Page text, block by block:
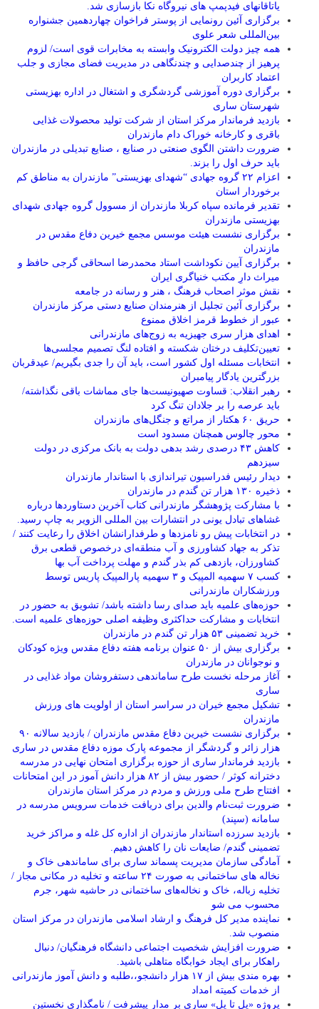
یاتاقانهای فیدپمپ های نیروگاه نکا بازسازی شد.
برگزاری آئین رونمایی از پوستر فراخوان چهاردهمین جشنواره
بین‌المللی شعر علوی
همه چیز دولت الکترونیک وابسته به مخابرات قوی است/ لزوم
پرهیز از چندصدایی و چندنگاهی در مدیریت فضای مجازی و جلب
اعتماد کاربران
برگزاری دوره آموزشی گردشگری و اشتغال در اداره بهزیستی
شهرستان ساری
بازدید فرماندار مرکز استان از شرکت تولید محصولات غذایی
باقری و کارخانه خوراک دام مازندران
ضرورت داشتن الگوی صنعتی در صنایع ، صنایع تبدیلی در مازندران
باید حرف اول را بزند.
اعزام ۲۲ گروه جهادی “شهدای بهزیستی” مازندران به مناطق کم
برخوردار استان
تقدیر فرمانده سپاه کربلا مازندران از مسوول گروه جهادی شهدای
بهزیستی مازندران
برگزاری نشست هیئت موسس مجمع خیرین دفاع مقدس در
مازندران
برگزاری آیین نکوداشت استاد محمدرضا اسحاقی گرجی حافظ و
میراث دارِ مکتب خنیاگری ایران
نقش موثر اصحاب فرهنگ ، هنر و رسانه در جامعه
برگزاری آئین تجلیل از هنرمندان صنایع دستی مرکز مازندران
عبور از خطوط قرمز اخلاق ممنوع
اهدای هزار سری جهیزیه به زوج‌های مازندرانی
تعیین‌تکلیف درختان شکسته و افتاده لنگ تصمیم مجلسی‌ها
انتخابات مسئله اول کشور است، باید آن را جدی بگیریم/ عیدقربان
بزرگترین یادگار پیامبران
رهبر انقلاب: قساوت صهیونیست‌ها جای مماشات باقی نگذاشته/
باید عرصه را بر جلادان تنگ کرد
حریق ۶۰ هکتار از مراتع و جنگل‌های مازندران
محور چالوس همچنان مسدود است
کاهش ۴۳ درصدی رشد بدهی دولت به بانک مرکزی در دولت
سیزدهم
دیدار رئیس فدراسیون تیراندازی با استاندار مازندران
ذخیره ۱۳۰ هزار تن گندم در مازندران
با مشارکت پژوهشگر مازندرانی كتاب آخرین دستاوردها درباره
غشاهای تبادل یونی در انتشارات بین المللی الزویر به چاپ رسید.
در انتخابات پیش رو نامزدها و طرفدارانشان اخلاق را رعایت کنند /
تذکر به جهاد کشاورزی و آب منطقه‌ای درخصوص قطعی برق
کشاورزان، بازدهی کم بذر گندم و مهلت پرداخت آب بها
کسب ۷ سهمیه المپیک و ۳ سهمیه پارالمپیک پاریس توسط
ورزشکاران مازندرانی
حوزه‌های علمیه باید صدای رسا داشته باشد/ تشویق به حضور در
انتخابات و مشارکت حداکثری وظیفه اصلی حوزه‌های علمیه است.
خرید تضمینی ۵۳ هزار تن گندم در مازندران
برگزاری بیش از ۵۰ عنوان برنامه هفته دفاع مقدس ویژه کودکان
و نوجوانان در مازندران
آغاز مرحله نخست طرح ساماندهی دستفروشان مواد غذایی در
ساری
تشکیل مجمع خیران در سراسر استان از اولویت های ورزش
مازندران
برگزاری نشست خیرین دفاع مقدس مازندران / بازدید سالانه ۹۰
هزار زائر و گردشگر از مجموعه پارک موزه دفاع مقدس در ساری
بازدید فرماندار ساری از حوزه برگزاری امتحان نهایی در مدرسه
دخترانه کوثر / حضور بیش از ۸۲ هزار دانش آموز در این امتحانات
افتتاح طرح ملی ورزش و مردم در مرکز استان مازندران
ضرورت ثبت‌نام والدین برای دریافت خدمات سرویس مدرسه در
سامانه (سپند)
بازدید سرزده استاندار مازندران از اداره کل غله و مراکز خرید
تضمینی گندم/ ضایعات نان را کاهش دهیم.
آمادگی سازمان مدیریت پسماند ساری برای ساماندهی خاک و
نخاله های ساختمانی به صورت ۲۴ ساعته و تخلیه در مکانی مجاز /
تخلیه زباله، خاک و نخاله‌های ساختمانی در حاشیه شهر، جرم
محسوب می شو
نماینده مدیر کل فرهنگ و ارشاد اسلامی مازندران در مرکز استان
منصوب شد.
ضرورت افزایش شخصیت اجتماعی دانشگاه فرهنگیان/ دنبال
راهکار برای ایجاد خوابگاه متاهلی باشید.
بهره مندی بیش از ۱۷ هزار دانشجو،،طلبه و دانش آموز مازندرانی
از خدمات کمیته امداد
پروژه «پل تا پل» ساری بر مدار پیشرفت / نامگذاری نخستین